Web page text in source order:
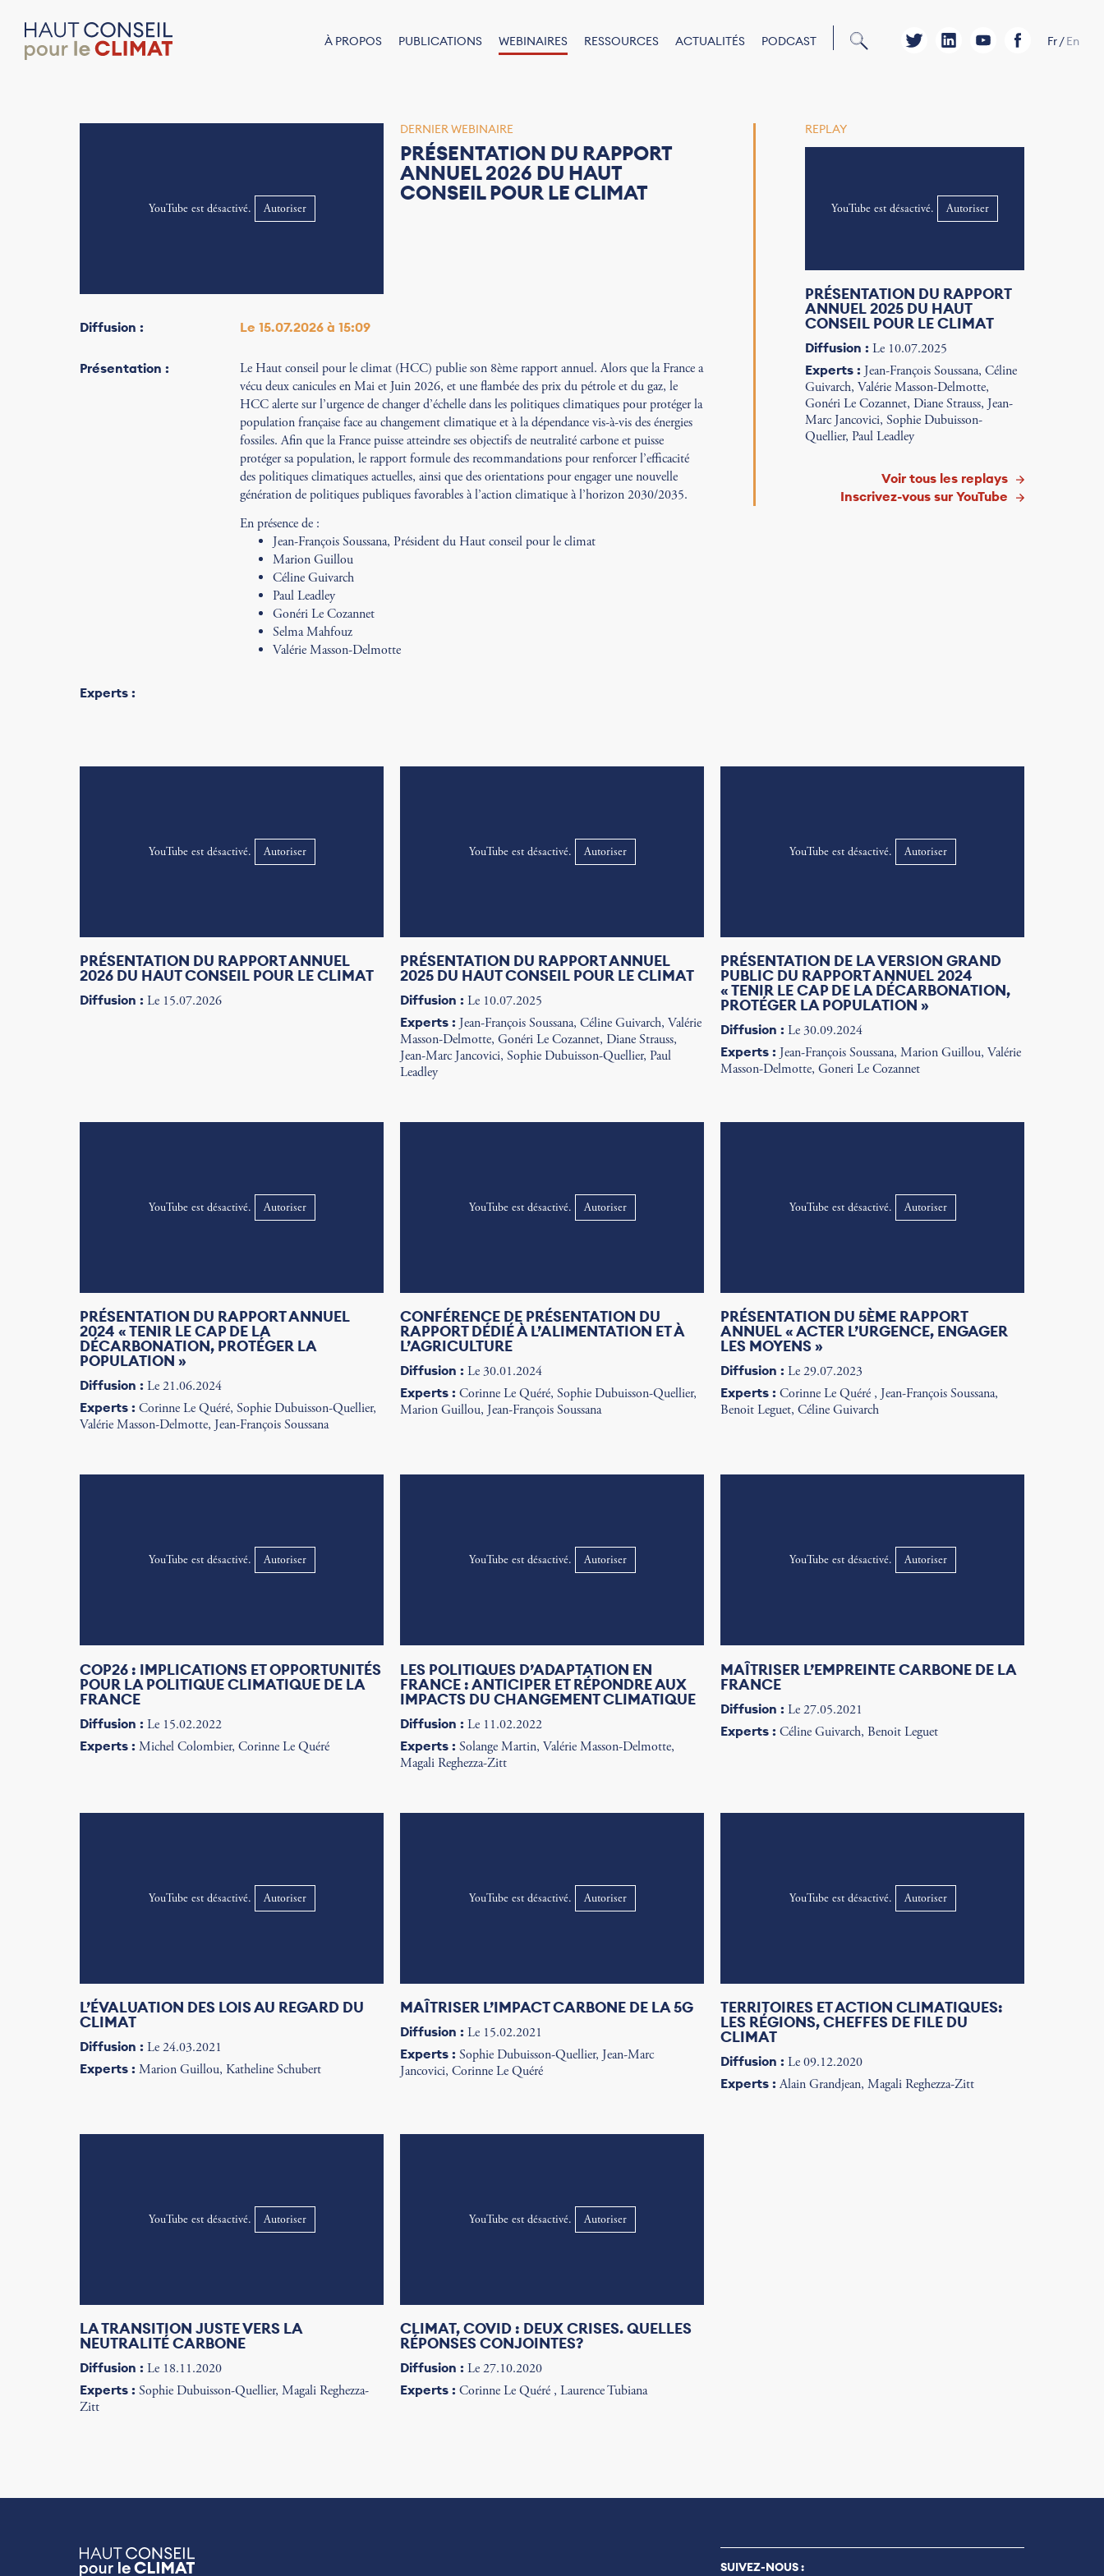
À PROPOS PUBLICATIONS WEBINAIRES RESSOURCES ACTUALITÉS PODCAST Fr/En
YouTube est désactivé. Autoriser
DERNIER WEBINAIRE
PRÉSENTATION DU RAPPORT
ANNUEL 2026 DU HAUT
CONSEIL POUR LE CLIMAT
Diffusion : Le 15.07.2026 à 15:09
Présentation :
Le Haut conseil pour le climat (HCC) publie son 8ème rapport annuel. Alors que la France a
vécu deux canicules en Mai et Juin 2026, et une flambée des prix du pétrole et du gaz, le
HCC alerte sur l’urgence de changer d’échelle dans les politiques climatiques pour protéger la
population française face au changement climatique et à la dépendance vis-à-vis des énergies
fossiles. Afin que la France puisse atteindre ses objectifs de neutralité carbone et puisse
protéger sa population, le rapport formule des recommandations pour renforcer l’efficacité
des politiques climatiques actuelles, ainsi que des orientations pour engager une nouvelle
génération de politiques publiques favorables à l’action climatique à l’horizon 2030/2035.
En présence de :
Jean-François Soussana, Président du Haut conseil pour le climat
Marion Guillou
Céline Guivarch
Paul Leadley
Gonéri Le Cozannet
Selma Mahfouz
Valérie Masson-Delmotte
Experts :
REPLAY
YouTube est désactivé. Autoriser
PRÉSENTATION DU RAPPORT
ANNUEL 2025 DU HAUT
CONSEIL POUR LE CLIMAT
Diffusion : Le 10.07.2025
Experts : Jean-François Soussana, Céline
Guivarch, Valérie Masson-Delmotte,
Gonéri Le Cozannet, Diane Strauss, Jean-
Marc Jancovici, Sophie Dubuisson-
Quellier, Paul Leadley
Voir tous les replays
Inscrivez-vous sur YouTube
YouTube est désactivé. Autoriser
PRÉSENTATION DU RAPPORT ANNUEL
2026 DU HAUT CONSEIL POUR LE CLIMAT
Diffusion : Le 15.07.2026
YouTube est désactivé. Autoriser
PRÉSENTATION DU RAPPORT ANNUEL
2025 DU HAUT CONSEIL POUR LE CLIMAT
Diffusion : Le 10.07.2025
Experts : Jean-François Soussana, Céline Guivarch, Valérie
Masson-Delmotte, Gonéri Le Cozannet, Diane Strauss,
Jean-Marc Jancovici, Sophie Dubuisson-Quellier, Paul
Leadley
YouTube est désactivé. Autoriser
PRÉSENTATION DE LA VERSION GRAND
PUBLIC DU RAPPORT ANNUEL 2024
« TENIR LE CAP DE LA DÉCARBONATION,
PROTÉGER LA POPULATION »
Diffusion : Le 30.09.2024
Experts : Jean-François Soussana, Marion Guillou, Valérie
Masson-Delmotte, Goneri Le Cozannet
YouTube est désactivé. Autoriser
PRÉSENTATION DU RAPPORT ANNUEL
2024 « TENIR LE CAP DE LA
DÉCARBONATION, PROTÉGER LA
POPULATION »
Diffusion : Le 21.06.2024
Experts : Corinne Le Quéré, Sophie Dubuisson-Quellier,
Valérie Masson-Delmotte, Jean-François Soussana
YouTube est désactivé. Autoriser
CONFÉRENCE DE PRÉSENTATION DU
RAPPORT DÉDIÉ À L’ALIMENTATION ET À
L’AGRICULTURE
Diffusion : Le 30.01.2024
Experts : Corinne Le Quéré, Sophie Dubuisson-Quellier,
Marion Guillou, Jean-François Soussana
YouTube est désactivé. Autoriser
PRÉSENTATION DU 5ÈME RAPPORT
ANNUEL « ACTER L’URGENCE, ENGAGER
LES MOYENS »
Diffusion : Le 29.07.2023
Experts : Corinne Le Quéré , Jean-François Soussana,
Benoit Leguet, Céline Guivarch
YouTube est désactivé. Autoriser
COP26 : IMPLICATIONS ET OPPORTUNITÉS
POUR LA POLITIQUE CLIMATIQUE DE LA
FRANCE
Diffusion : Le 15.02.2022
Experts : Michel Colombier, Corinne Le Quéré
YouTube est désactivé. Autoriser
LES POLITIQUES D’ADAPTATION EN
FRANCE : ANTICIPER ET RÉPONDRE AUX
IMPACTS DU CHANGEMENT CLIMATIQUE
Diffusion : Le 11.02.2022
Experts : Solange Martin, Valérie Masson-Delmotte,
Magali Reghezza-Zitt
YouTube est désactivé. Autoriser
MAÎTRISER L’EMPREINTE CARBONE DE LA
FRANCE
Diffusion : Le 27.05.2021
Experts : Céline Guivarch, Benoit Leguet
YouTube est désactivé. Autoriser
L’ÉVALUATION DES LOIS AU REGARD DU
CLIMAT
Diffusion : Le 24.03.2021
Experts : Marion Guillou, Katheline Schubert
YouTube est désactivé. Autoriser
MAÎTRISER L’IMPACT CARBONE DE LA 5G
Diffusion : Le 15.02.2021
Experts : Sophie Dubuisson-Quellier, Jean-Marc
Jancovici, Corinne Le Quéré
YouTube est désactivé. Autoriser
TERRITOIRES ET ACTION CLIMATIQUES:
LES RÉGIONS, CHEFFES DE FILE DU
CLIMAT
Diffusion : Le 09.12.2020
Experts : Alain Grandjean, Magali Reghezza-Zitt
YouTube est désactivé. Autoriser
LA TRANSITION JUSTE VERS LA
NEUTRALITÉ CARBONE
Diffusion : Le 18.11.2020
Experts : Sophie Dubuisson-Quellier, Magali Reghezza-
Zitt
YouTube est désactivé. Autoriser
CLIMAT, COVID : DEUX CRISES. QUELLES
RÉPONSES CONJOINTES?
Diffusion : Le 27.10.2020
Experts : Corinne Le Quéré , Laurence Tubiana
SUIVEZ-NOUS :